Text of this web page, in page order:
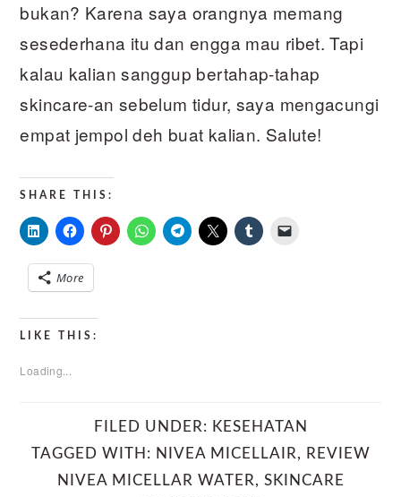
bukan? Karena saya orangnya memang
sesederhana itu dan engga mau ribet. Tapi
kalau kalian sanggup bertahap-tahap
skincare-an sebelum tidur, saya mengacungi
empat jempol deh buat kalian. Salute!
SHARE THIS:
More
LIKE THIS:
Loading...
FILED UNDER: KESEHATAN
TAGGED WITH: NIVEA MICELLAIR, REVIEW
NIVEA MICELLAR WATER, SKINCARE